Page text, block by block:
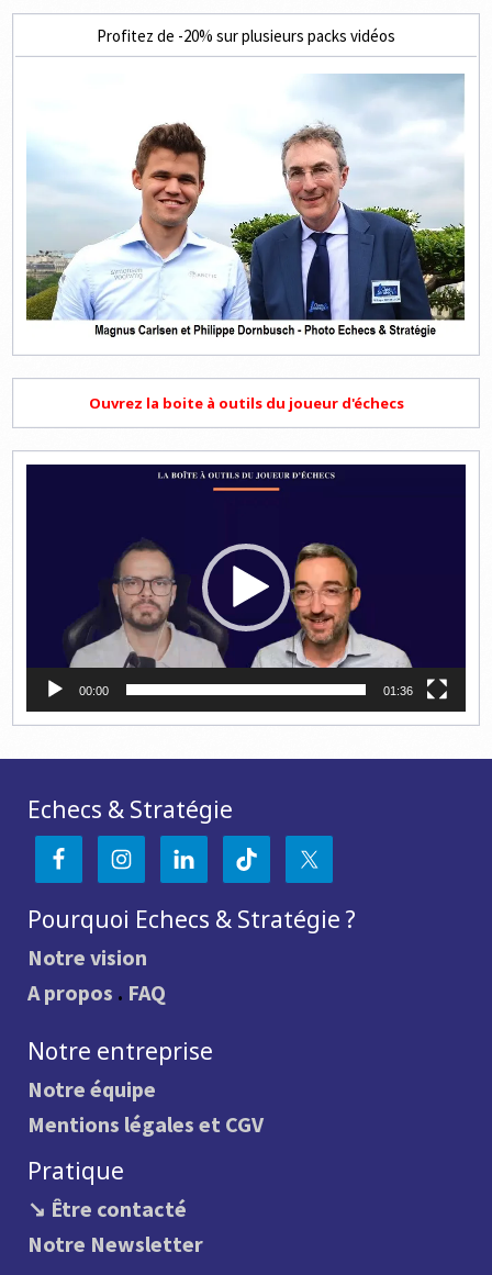
Profitez de -20% sur plusieurs packs vidéos
Ouvrez la boite à outils du joueur d'échecs
00:00 01:36
Echecs & Stratégie
Pourquoi Echecs & Stratégie ?
Notre vision
A propos . FAQ
Notre entreprise
Notre équipe
Mentions légales et CGV
Pratique
↘ Être contacté
Notre Newsletter